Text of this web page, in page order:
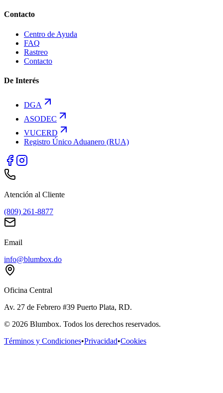
Contacto
Centro de Ayuda
FAQ
Rastreo
Contacto
De Interés
DGA
ASODEC
VUCERD
Registro Único Aduanero (RUA)
Atención al Cliente
(809) 261-8877
Email
info@blumbox.do
Oficina Central
Av. 27 de Febrero #39 Puerto Plata, RD.
© 2026 Blumbox. Todos los derechos reservados.
Términos y Condiciones•Privacidad•Cookies